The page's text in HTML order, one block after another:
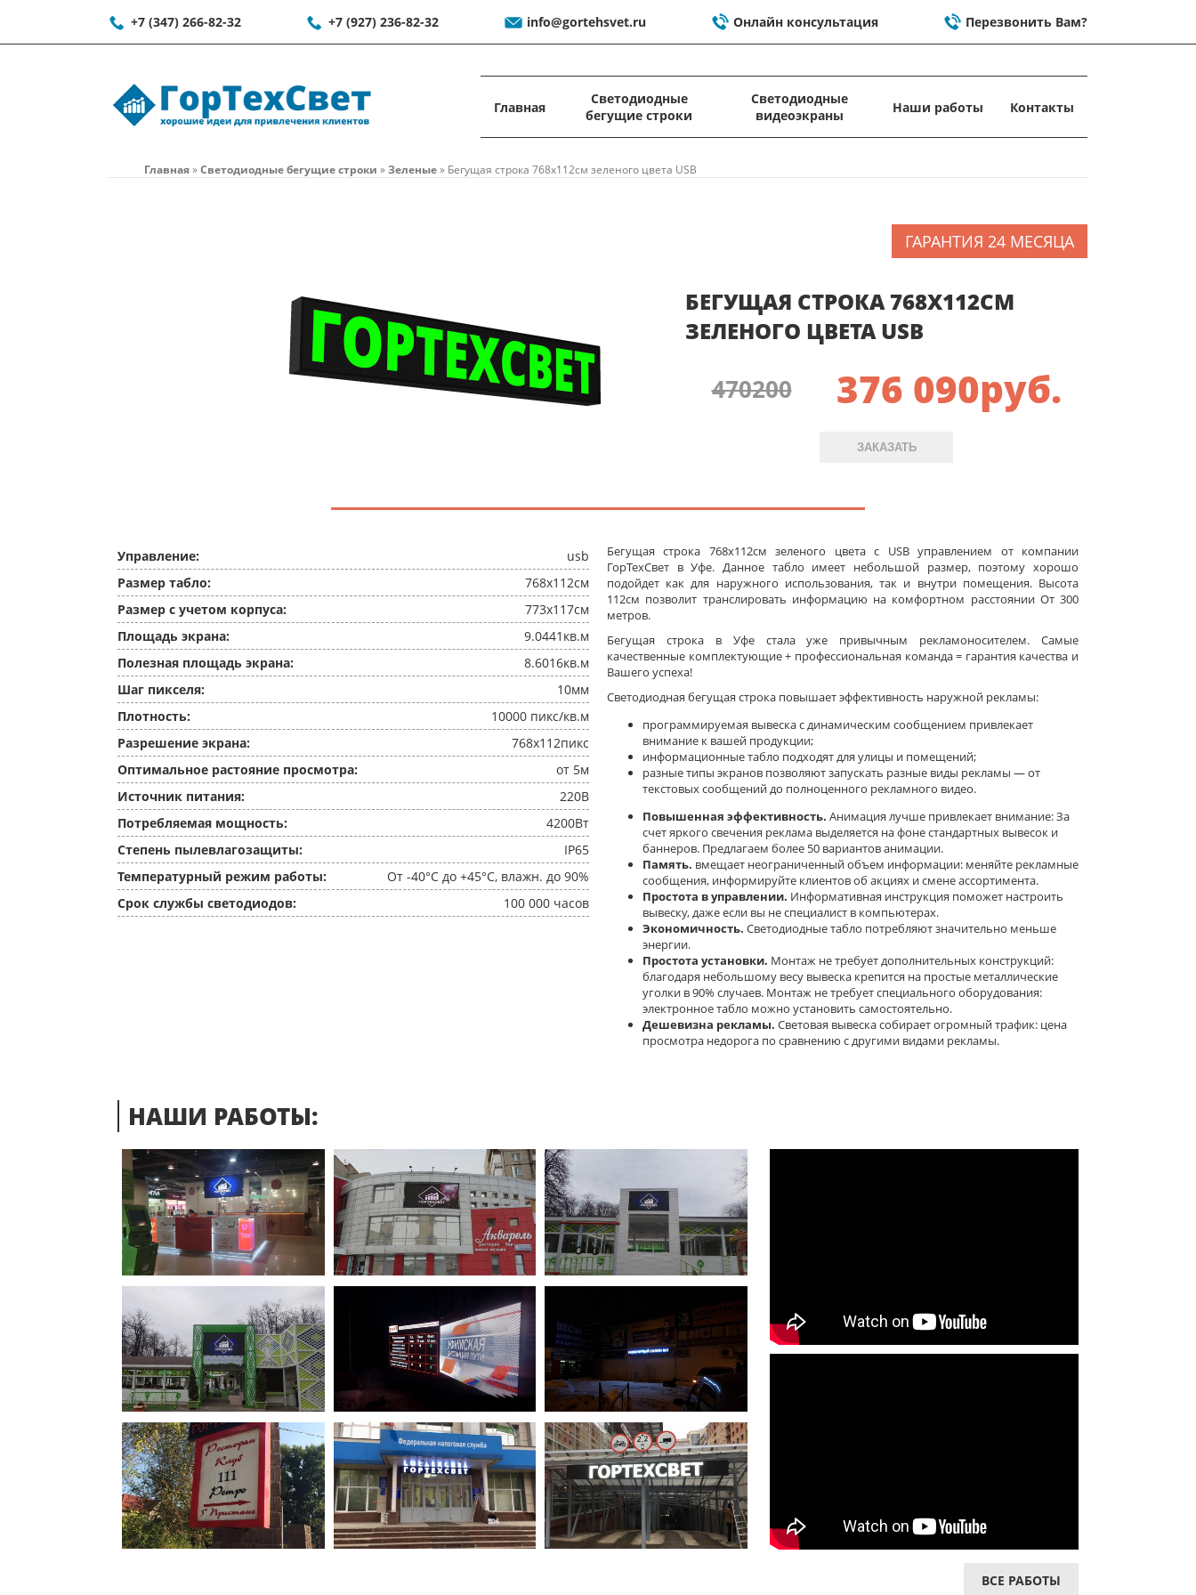
+7 (347) 266-82-32 +7 (927) 236-82-32 info@gortehsvet.ru Онлайн консультация Перезвонить Вам?
Главная
Светодиодные
бегущие строки
Светодиодные
видеоэкраны
Наши работы Контакты
Главная»Светодиодные бегущие строки »Зеленые» Бегущая строка 768x112см зеленого цвета USB
БЕГУЩАЯ СТРОКА 768X112СМ
ЗЕЛЕНОГО ЦВЕТА USB
470200 376 090руб.
ЗАКАЗАТЬ
ГАРАНТИЯ 24 МЕСЯЦА
Управление:
usb
Размер табло:
768x112см
Размер с учетом корпуса:
773x117см
Площадь экрана:
9.0441кв.м
Полезная площадь экрана:
8.6016кв.м
Шаг пикселя:
10мм
Плотность:
10000 пикс/кв.м
Разрешение экрана:
768x112пикс
Оптимальное растояние просмотра:
от 5м
Источник питания:
220В
Потребляемая мощность:
4200Вт
Степень пылевлагозащиты:
IP65
Температурный режим работы:
От -40°C до +45°C, влажн. до 90%
Срок службы светодиодов:
100 000 часов
Бегущая строка 768x112см зеленого цвета c USB управлением от компании
ГорТехСвет в Уфе. Данное табло имеет небольшой размер, поэтому хорошо
подойдет как для наружного использования, так и внутри помещения. Высота
112см позволит транслировать информацию на комфортном расстоянии От 300
метров.
Бегущая строка в Уфе стала уже привычным рекламоносителем. Самые
качественные комплектующие + профессиональная команда = гарантия качества и
Вашего успеха!
Светодиодная бегущая строка повышает эффективность наружной рекламы:
программируемая вывеска с динамическим сообщением привлекает
внимание к вашей продукции;
информационные табло подходят для улицы и помещений;
разные типы экранов позволяют запускать разные виды рекламы — от
текстовых сообщений до полноценного рекламного видео.
Повышенная эффективность. Анимация лучше привлекает внимание: За
счет яркого свечения реклама выделяется на фоне стандартных вывесок и
баннеров. Предлагаем более 50 вариантов анимации.
Память. вмещает неограниченный объем информации: меняйте рекламные
сообщения, информируйте клиентов об акциях и смене ассортимента.
Простота в управлении. Информативная инструкция поможет настроить
вывеску, даже если вы не специалист в компьютерах.
Экономичность. Светодиодные табло потребляют значительно меньше
энергии.
Простота установки. Монтаж не требует дополнительных конструкций:
благодаря небольшому весу вывеска крепится на простые металлические
уголки в 90% случаев. Монтаж не требует специального оборудования:
электронное табло можно установить самостоятельно.
Дешевизна рекламы. Световая вывеска собирает огромный трафик: цена
просмотра недорога по сравнению с другими видами рекламы.
НАШИ РАБОТЫ:
ВСЕ РАБОТЫ